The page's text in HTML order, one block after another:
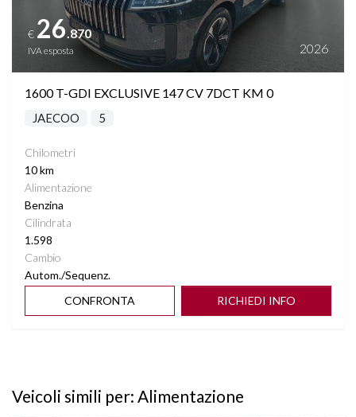
€ 26.870
IVA esposta 2026
1600 T-GDI EXCLUSIVE 147 CV 7DCT KM 0
JAECOO 5
Chilometri
10 km
Alimentazione
Benzina
Cilindrata
1.598
Cambio
Autom./Sequenz.
CONFRONTA
RICHIEDI INFO
Veicoli simili per: Alimentazione